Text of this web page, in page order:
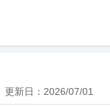
更新日： 2026/07/01